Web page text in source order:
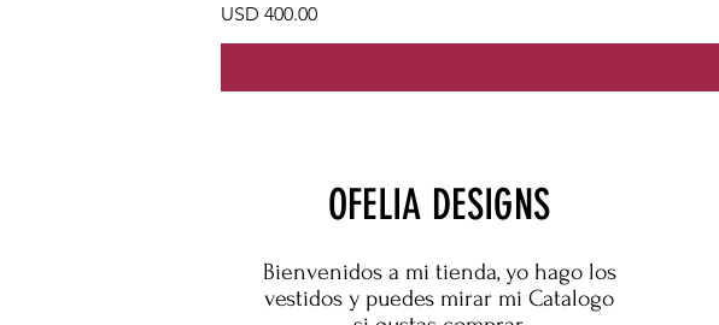
Precio
USD 400.00
OFELIA DESIGNS
Bienvenidos a mi tienda, yo hago los
vestidos y puedes mirar mi Catalogo